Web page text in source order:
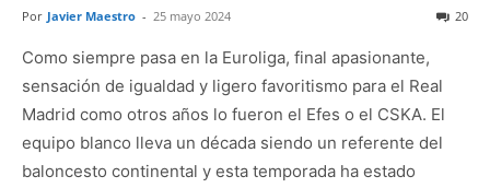
Por Javier Maestro - 25 mayo 2024 20
Como siempre pasa en la Euroliga, final apasionante,
sensación de igualdad y ligero favoritismo para el Real
Madrid como otros años lo fueron el Efes o el CSKA. El
equipo blanco lleva un década siendo un referente del
baloncesto continental y esta temporada ha estado